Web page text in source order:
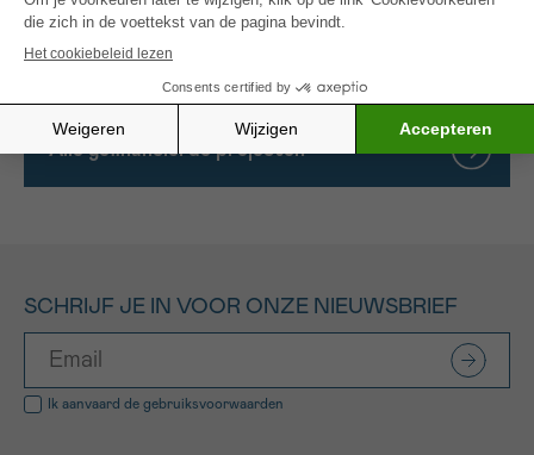
Kliniek Sint Jan of in een ander ziekenhuis in
Brussel.
Alle gefinancierde projecten
SCHRIJF JE IN VOOR ONZE NIEUWSBRIEF
Ik aanvaard de gebruiksvoorwaarden